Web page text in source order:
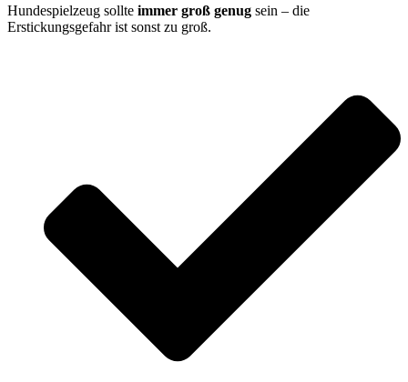
Hundespielzeug sollte immer groß genug sein – die
Erstickungsgefahr ist sonst zu groß.